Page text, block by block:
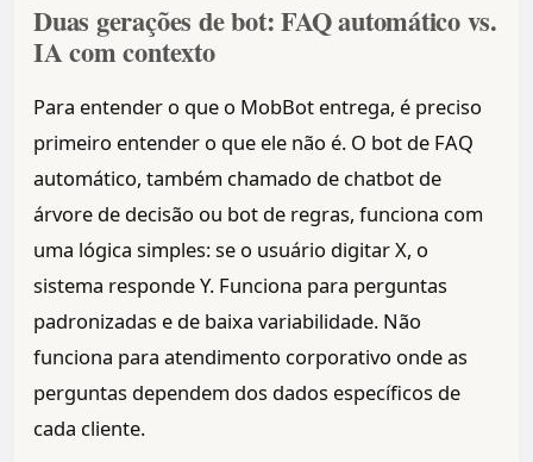
Duas gerações de bot: FAQ automático vs.
IA com contexto
Para entender o que o MobBot entrega, é preciso
primeiro entender o que ele não é. O bot de FAQ
automático, também chamado de chatbot de
árvore de decisão ou bot de regras, funciona com
uma lógica simples: se o usuário digitar X, o
sistema responde Y. Funciona para perguntas
padronizadas e de baixa variabilidade. Não
funciona para atendimento corporativo onde as
perguntas dependem dos dados específicos de
cada cliente.